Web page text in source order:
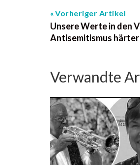
Vorheriger Artikel
Unsere Werte in den
Antisemitismus
Verwandte